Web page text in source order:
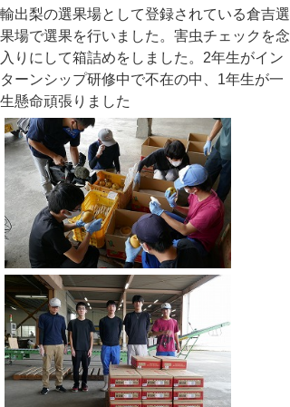
輸出梨の選果場として登録されている倉吉選
果場で選果を行いました。害虫チェックを念
入りにして箱詰めをしました。2年生がイン
ターンシップ研修中で不在の中、1年生が一
生懸命頑張りました